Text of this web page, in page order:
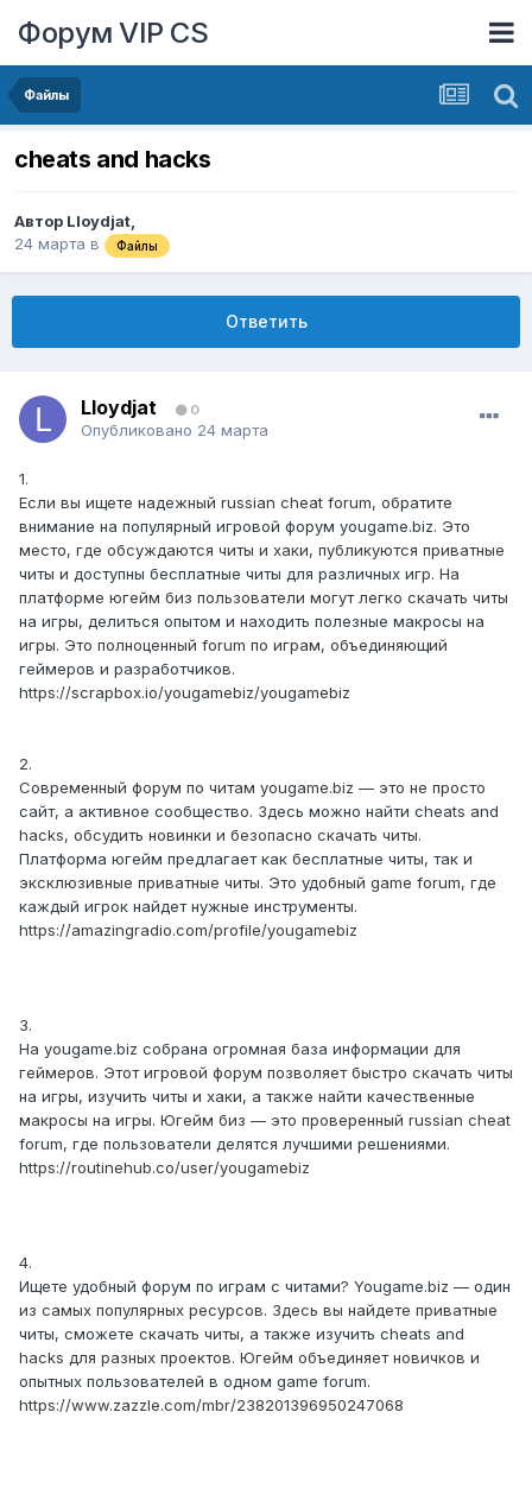
Форум VIP CS
Файлы
cheats and hacks
Автор Lloydjat,
24 марта в Файлы
Ответить
Lloydjat 0
Опубликовано 24 марта
1.
Если вы ищете надежный russian cheat forum, обратите
внимание на популярный игровой форум yougame.biz. Это
место, где обсуждаются читы и хаки, публикуются приватные
читы и доступны бесплатные читы для различных игр. На
платформе югейм биз пользователи могут легко скачать читы
на игры, делиться опытом и находить полезные макросы на
игры. Это полноценный forum по играм, объединяющий
геймеров и разработчиков.
https://scrapbox.io/yougamebiz/yougamebiz
2.
Современный форум по читам yougame.biz — это не просто
сайт, а активное сообщество. Здесь можно найти cheats and
hacks, обсудить новинки и безопасно скачать читы.
Платформа югейм предлагает как бесплатные читы, так и
эксклюзивные приватные читы. Это удобный game forum, где
каждый игрок найдет нужные инструменты.
https://amazingradio.com/profile/yougamebiz
3.
На yougame.biz собрана огромная база информации для
геймеров. Этот игровой форум позволяет быстро скачать читы
на игры, изучить читы и хаки, а также найти качественные
макросы на игры. Югейм биз — это проверенный russian cheat
forum, где пользователи делятся лучшими решениями.
https://routinehub.co/user/yougamebiz
4.
Ищете удобный форум по играм с читами? Yougame.biz — один
из самых популярных ресурсов. Здесь вы найдете приватные
читы, сможете скачать читы, а также изучить cheats and
hacks для разных проектов. Югейм объединяет новичков и
опытных пользователей в одном game forum.
https://www.zazzle.com/mbr/238201396950247068